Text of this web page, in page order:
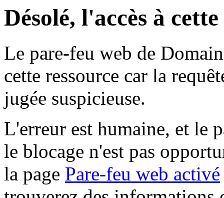
Désolé, l'accès à
Le pare-feu web de
cette ressource car la
jugée suspicieuse.
L'erreur est humaine, et le
le blocage n'est pas
la page Pare-feu web activé